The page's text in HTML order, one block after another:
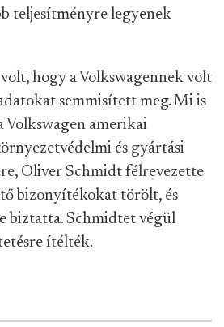
teljesítményre legyenek
hogy a Volkswagennek volt
semmisített meg. Mi is
Volkswagen amerikai
és gyártási
Oliver Schmidt félrevezette
bizonyítékokat törölt, és
biztatta. Schmidtet végül
ítélték.